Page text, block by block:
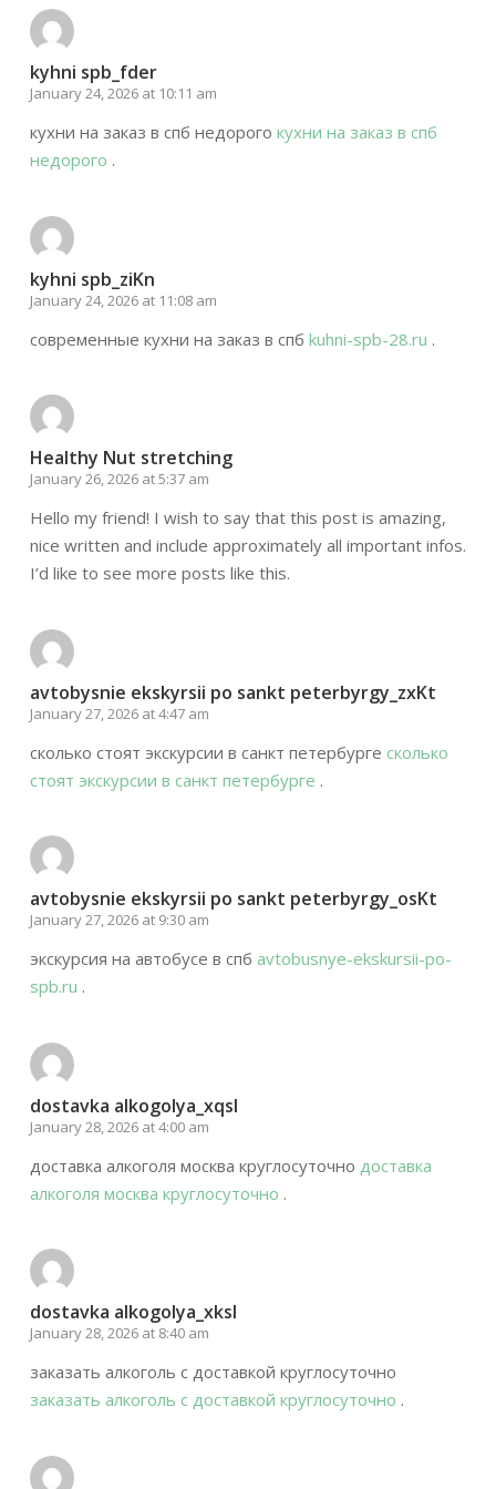
kyhni spb_fder
January 24, 2026 at 10:11 am
кухни на заказ в спб недорого кухни на заказ в спб
недорого .
kyhni spb_ziKn
January 24, 2026 at 11:08 am
современные кухни на заказ в спб kuhni-spb-28.ru .
Healthy Nut stretching
January 26, 2026 at 5:37 am
Hello my friend! I wish to say that this post is amazing,
nice written and include approximately all important infos.
I’d like to see more posts like this.
avtobysnie ekskyrsii po sankt peterbyrgy_zxKt
January 27, 2026 at 4:47 am
сколько стоят экскурсии в санкт петербурге сколько
стоят экскурсии в санкт петербурге .
avtobysnie ekskyrsii po sankt peterbyrgy_osKt
January 27, 2026 at 9:30 am
экскурсия на автобусе в спб avtobusnye-ekskursii-po-
spb.ru .
dostavka alkogolya_xqsl
January 28, 2026 at 4:00 am
доставка алкоголя москва круглосуточно доставка
алкоголя москва круглосуточно .
dostavka alkogolya_xksl
January 28, 2026 at 8:40 am
заказать алкоголь с доставкой круглосуточно
заказать алкоголь с доставкой круглосуточно .